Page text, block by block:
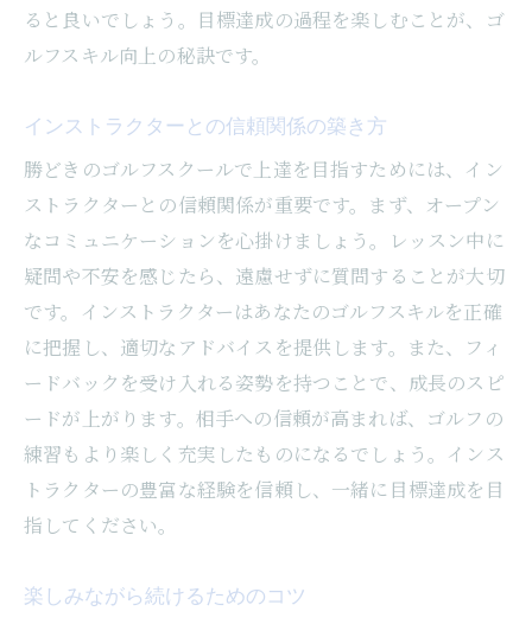
ると良いでしょう。目標達成の過程を楽しむことが、ゴ
ルフスキル向上の秘訣です。
インストラクターとの信頼関係の築き方
勝どきのゴルフスクールで上達を目指すためには、イン
ストラクターとの信頼関係が重要です。まず、オープン
なコミュニケーションを心掛けましょう。レッスン中に
疑問や不安を感じたら、遠慮せずに質問することが大切
です。インストラクターはあなたのゴルフスキルを正確
に把握し、適切なアドバイスを提供します。また、フィ
ードバックを受け入れる姿勢を持つことで、成長のスピ
ードが上がります。相手への信頼が高まれば、ゴルフの
練習もより楽しく充実したものになるでしょう。インス
トラクターの豊富な経験を信頼し、一緒に目標達成を目
指してください。
楽しみながら続けるためのコツ